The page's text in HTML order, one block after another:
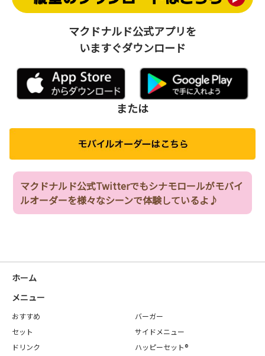
マクドナルド公式アプリを
いますぐダウンロード
または
マクドナルド公式Twitterでもシナモロールがモバイ
ルオーダーを様々なシーンで体験しているよ♪
ホーム
メニュー
おすすめ
バーガー
セット
サイドメニュー
ドリンク
ハッピーセット®